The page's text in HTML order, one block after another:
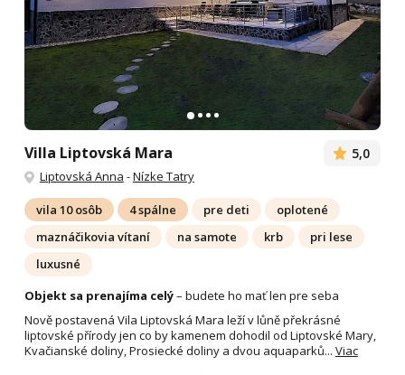
Villa Liptovská Mara 5,0
Liptovská Anna -Nízke Tatry
vila 10 osôb 4 spálne pre deti
oplotené
maznáčikovia vítaní
na samote krb
pri lese
luxusné
Objekt sa prenajíma celý– budete ho mať len pre seba
Nově postavená Vila Liptovská Mara leží v lůně překrásné
liptovské přírody jen co by kamenem dohodil od Liptovské Mary,
Kvačianské doliny, Prosiecké doliny a dvou aquaparků... Viac